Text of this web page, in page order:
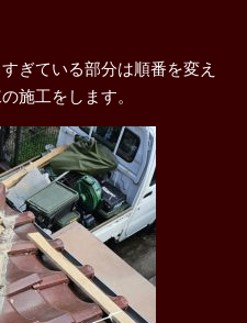
ぎている部分は順番を変え
施工をします。